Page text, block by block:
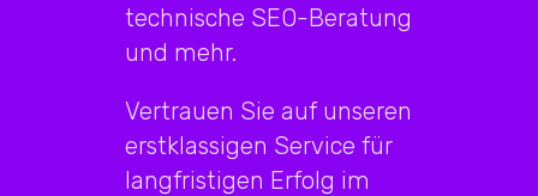
technische SEO-Beratung
und mehr.
Vertrauen Sie auf unseren
erstklassigen Service für
langfristigen Erfolg im